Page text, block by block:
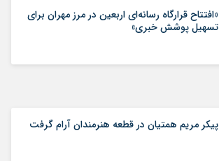
«افتتاح قرارگاه رسانه‌ای اربعین در مرز مهران برای
تسهیل پوشش خبری»
پیکر مریم همتیان در قطعه هنرمندان آرام گرفت